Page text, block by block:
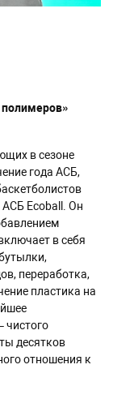
полимеров»
в сезоне
года АСБ,
Ecoball. Он
в себя
переработка,
пластика на
чистого
десятков
отношения к